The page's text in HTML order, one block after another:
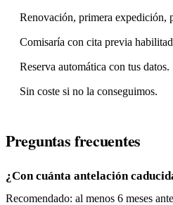
Renovación, primera expedición,
Comisaría con cita previa
Reserva automática con tus datos.
Sin coste si no la conseguimos.
Preguntas frecuentes
¿Con cuánta antelación
Recomendado: al menos 6 meses